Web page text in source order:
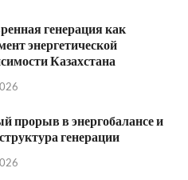
генерация как
энергетической
Казахстана
прорыв в энергобалансе и
генерации